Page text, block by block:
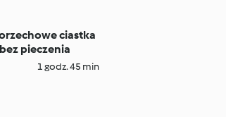
ciastka
pieczenia
1 godz. 45 min